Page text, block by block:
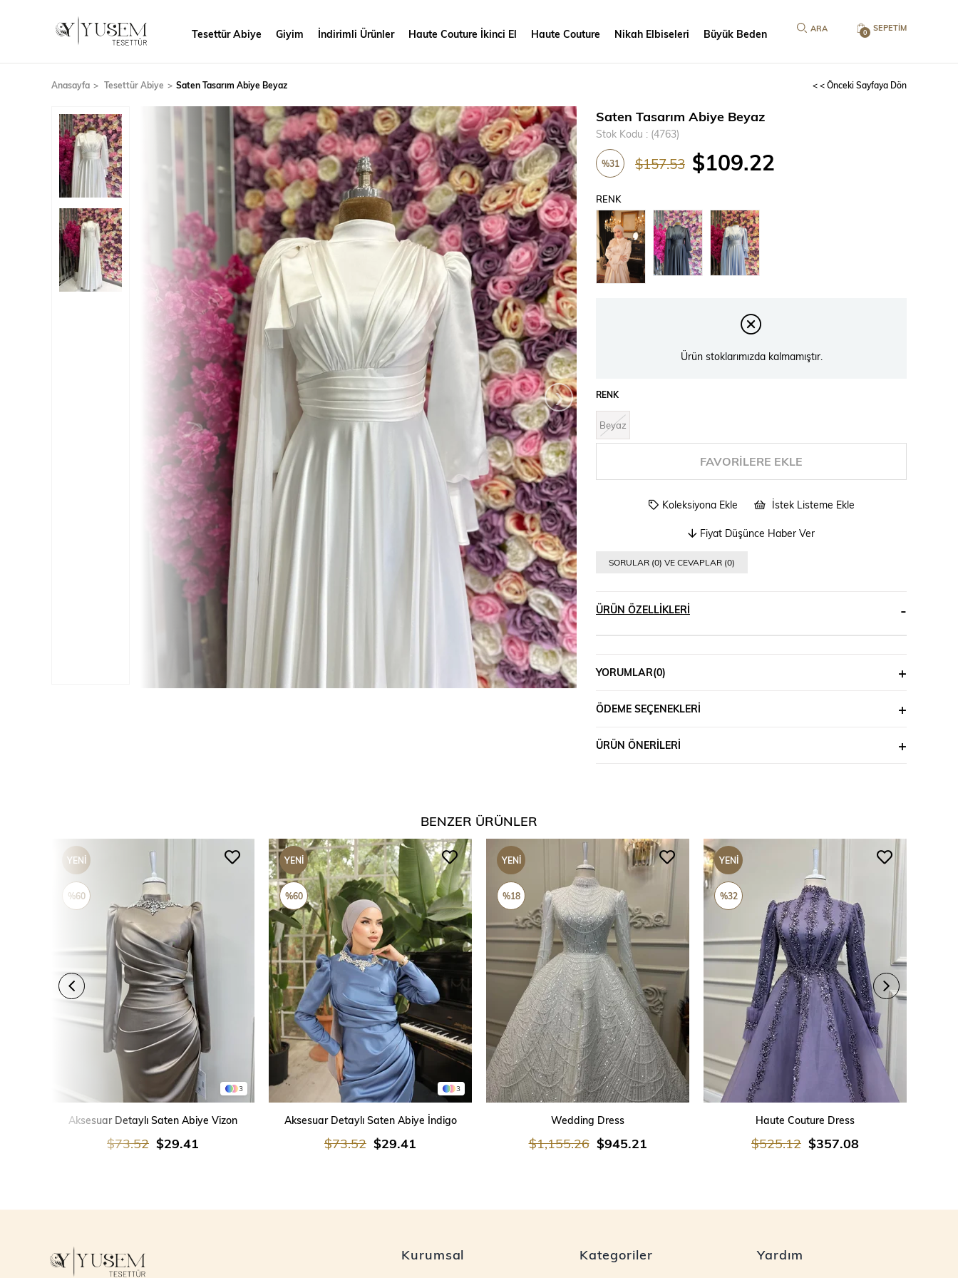
SEPETIM
0
Tesettür Abiye Giyim İndirimli Ürünler Haute Couture İkinci El Haute Couture Nikah Elbiseleri Büyük Beden
Anasayfa Tesettür Abiye Saten Tasarım Abiye Beyaz < < Önceki Sayfaya Dön
›
Saten Tasarım Abiye Beyaz
Stok Kodu (4763)
%31 $157.53 $109.22
RENK
Ürün stoklarımızda kalmamıştır.
RENK
Beyaz
FAVORILERE EKLE
Koleksiyona Ekle İstek Listeme Ekle
Fiyat Düşünce Haber Ver
SORULAR (0) VE CEVAPLAR (0)
ÜRÜN ÖZELLIKLERI
YORUMLAR(0)
ÖDEME SEÇENEKLERI
ÜRÜN ÖNERILERI
BENZER ÜRÜNLER
3
SEPETE EKLE
Aksesuar Detaylı Saten Abiye Vizon
$29.41
$73.52
YENI
ÜRÜN
%60
3
SEPETE EKLE
Aksesuar Detaylı Saten Abiye İndigo
$29.41
$73.52
YENI
ÜRÜN
%60
SEPETE EKLE
Wedding Dress
$945.21
$1,155.26
YENI
ÜRÜN
%18
SEPETE EKLE
Haute Couture Dress
$357.08
$525.12
YENI
ÜRÜN
%32
Kurumsal Kategoriler Yardım